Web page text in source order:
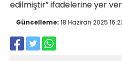
edilmiştir” ifadelerine yer
Güncelleme: 18 Haziran 2025